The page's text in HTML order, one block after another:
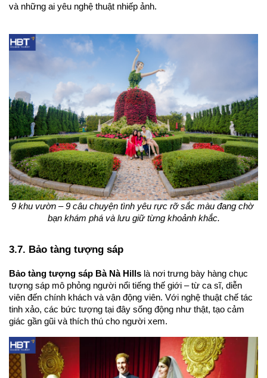
và những ai yêu nghệ thuật nhiếp ảnh.
9 khu vườn – 9 câu chuyện tình yêu rực rỡ sắc màu đang chờ
bạn khám phá và lưu giữ từng khoảnh khắc.
3.7. Bảo tàng tượng sáp
Bảo tàng tượng sáp Bà Nà Hills là nơi trưng bày hàng chục
tượng sáp mô phỏng người nổi tiếng thế giới – từ ca sĩ, diễn
viên đến chính khách và vận động viên. Với nghệ thuật chế tác
tinh xảo, các bức tượng tại đây sống động như thật, tạo cảm
giác gần gũi và thích thú cho người xem.